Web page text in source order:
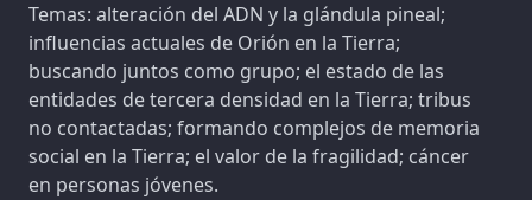
Temas: alteración del ADN y la glándula pineal;
influencias actuales de Orión en la Tierra;
buscando juntos como grupo; el estado de las
entidades de tercera densidad en la Tierra; tribus
no contactadas; formando complejos de memoria
social en la Tierra; el valor de la fragilidad; cáncer
en personas jóvenes.